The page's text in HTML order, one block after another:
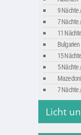
9 Nächte
7 Nächte
11
15
5 Nächte
7 Nächte
Licht